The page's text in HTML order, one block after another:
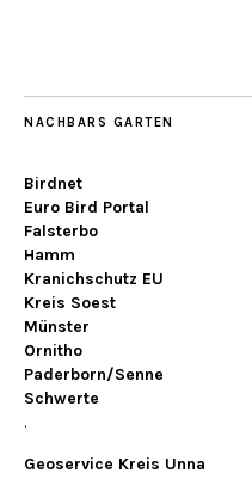
NACHBARS GARTEN
Birdnet
Euro Bird Portal
Falsterbo
Hamm
Kranichschutz EU
Kreis Soest
Münster
Ornitho
Paderborn/Senne
Schwerte
.
Geoservice Kreis Unna